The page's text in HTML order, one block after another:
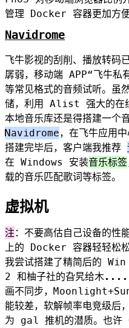
管理 Docker 容器更加方便
Navidrome
飞牛影视的刮削、播放转码
孱弱，移动端 APP“飞牛
等常见格式的音频试听。
储，利用 Alist 强大的在
本地音乐库还是得搭建一个
Navidrome，在飞牛应用中
搭建完毕后，客户端我推荐
在 Windows 安装音乐标签
载的音乐匹配歌词等标签。
虚拟机
注：不要高估自己设备的性
上的 Docker 容器轻轻松松
我尝试搭建了精简后的
2 和柚子社的旮旯给木
画不同步，
能较差，软解帧率电竞级后
为 gal 推机的潜质。也许